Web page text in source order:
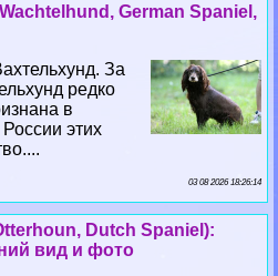
German Spaniel,
За
редко
в
этих
03 08 2026 18:26:14
Dutch Spaniel):
вид и фото